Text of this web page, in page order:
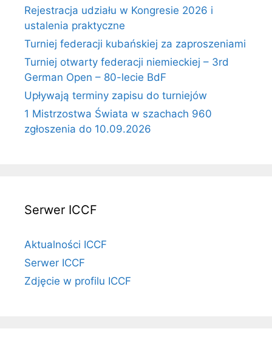
Rejestracja udziału w Kongresie 2026 i
ustalenia praktyczne
Turniej federacji kubańskiej za zaproszeniami
Turniej otwarty federacji niemieckiej – 3rd
German Open – 80-lecie BdF
Upływają terminy zapisu do turniejów
1 Mistrzostwa Świata w szachach 960
zgłoszenia do 10.09.2026
Serwer ICCF
Aktualności ICCF
Serwer ICCF
Zdjęcie w profilu ICCF